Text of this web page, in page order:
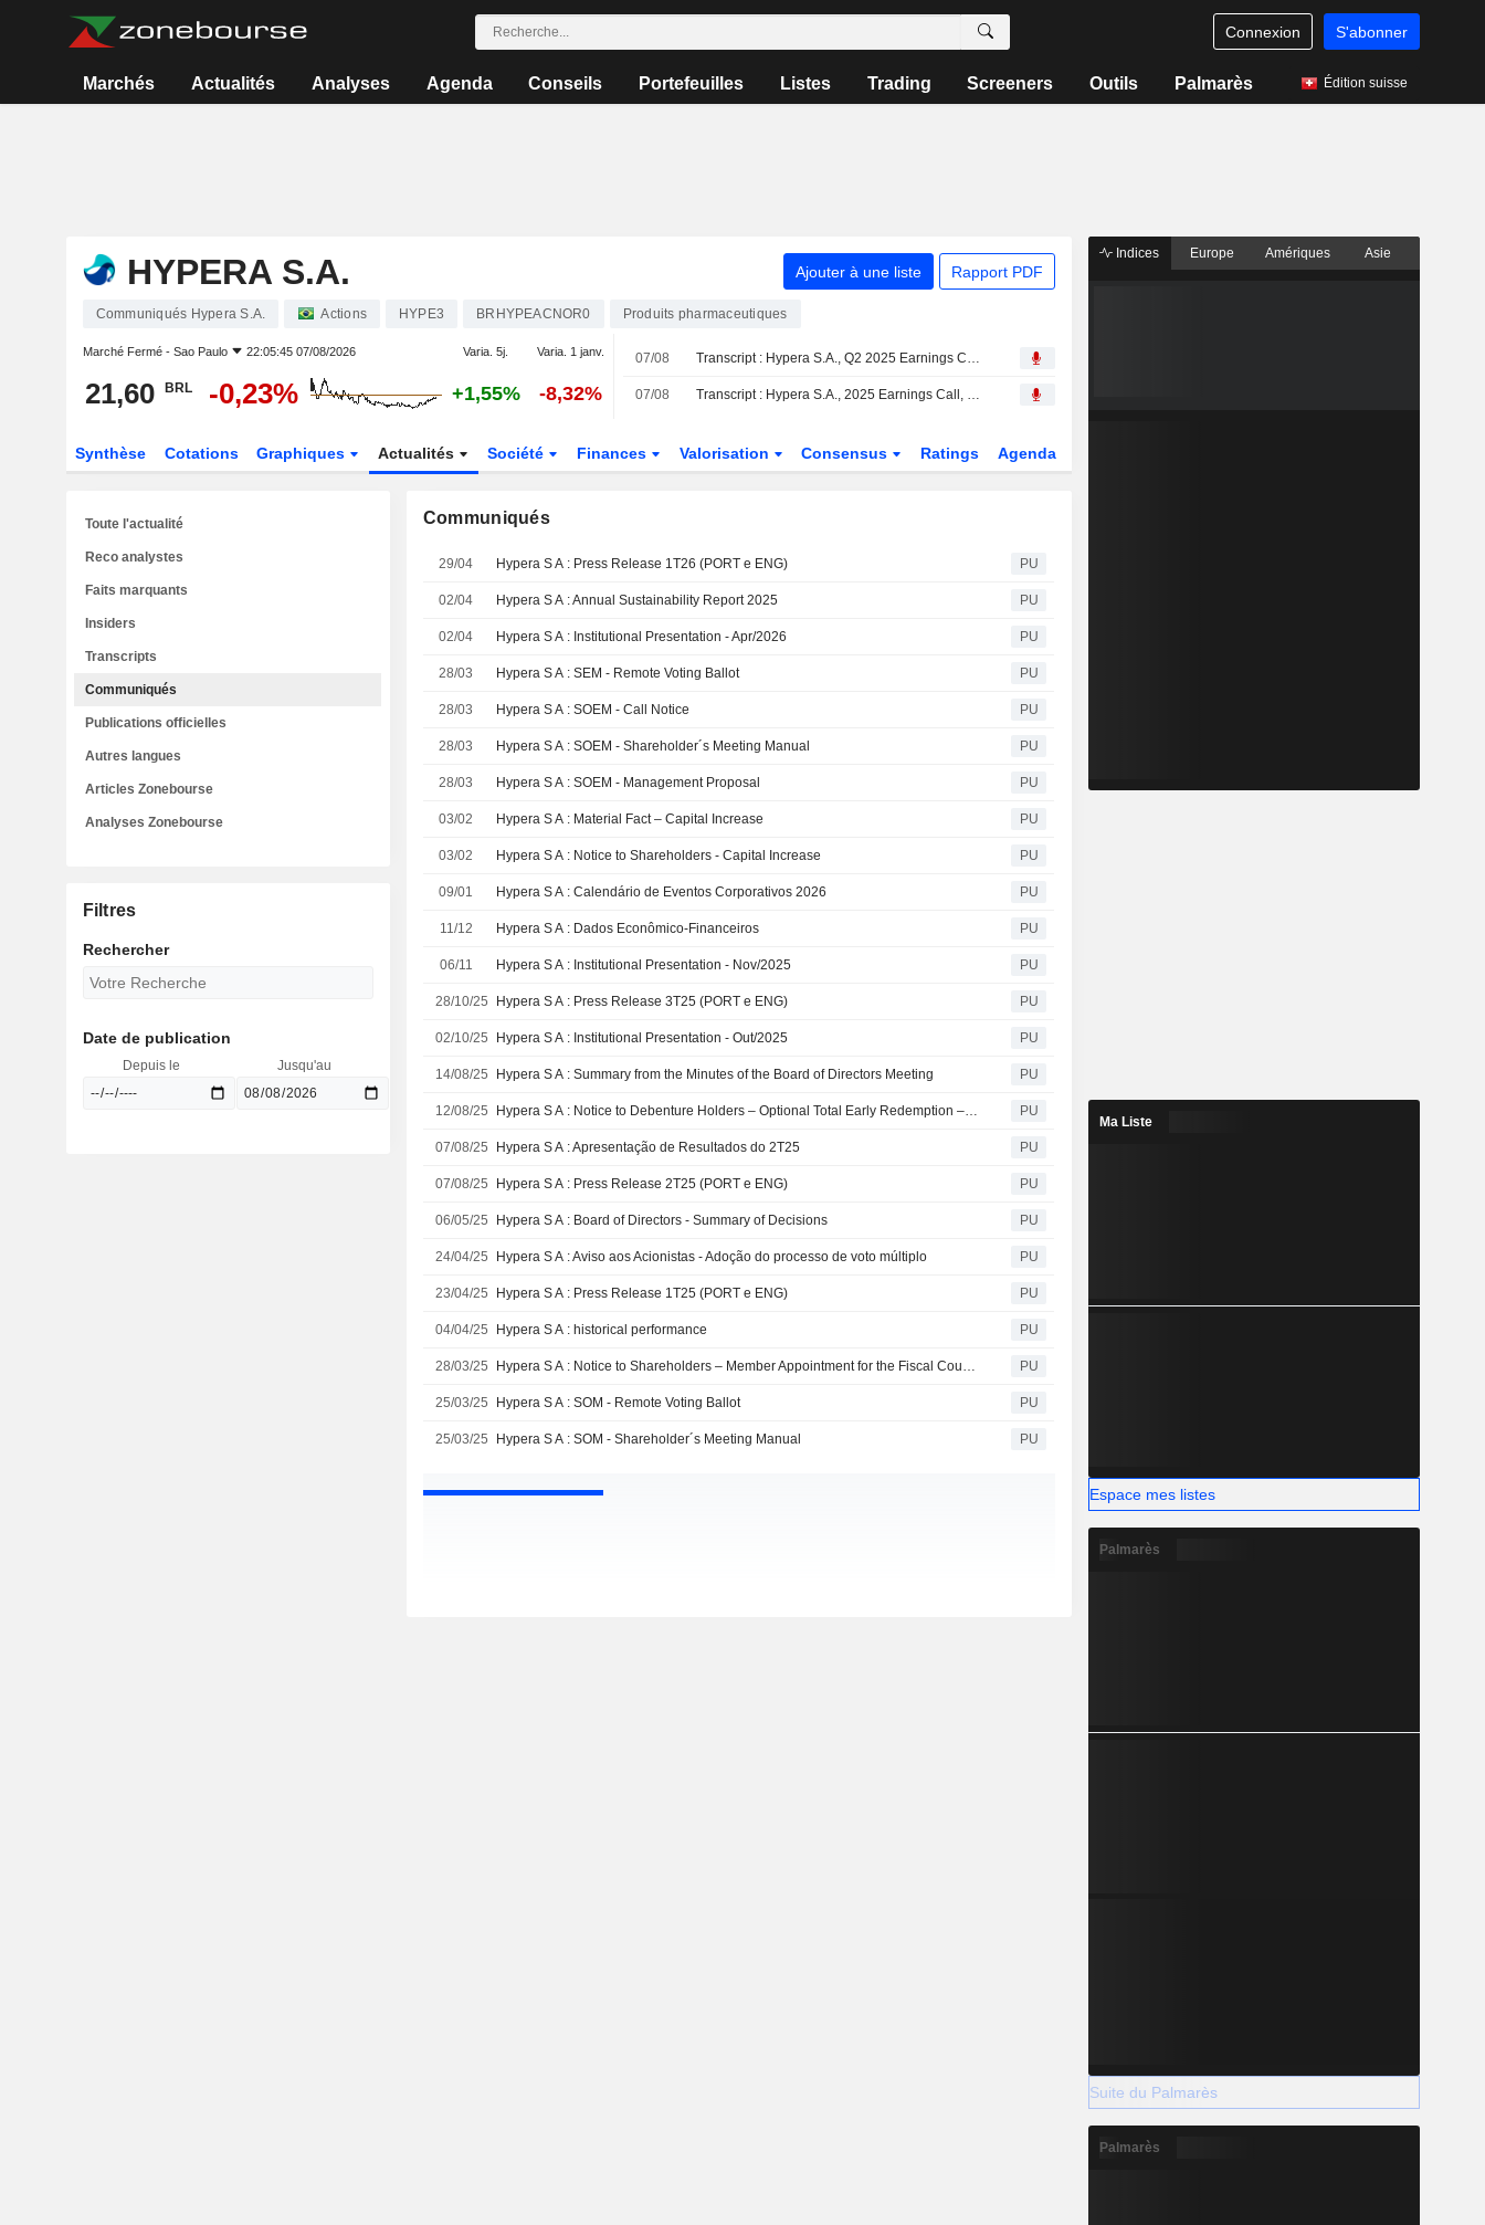
Connexion S'abonner
Marchés Actualités Analyses Agenda Conseils Portefeuilles Listes Trading Screeners Outils Palmarès Édition suisse
HYPERA S.A. Ajouter à une liste Rapport PDF
Communiqués Hypera S.A. Actions HYPE3 BRHYPEACNOR0 Produits pharmaceutiques
Marché Fermé - Sao Paulo 22:05:45 07/08/2026 Varia. 5j. Varia. 1 janv.
21,60 BRL -0,23% +1,55% -8,32%
07/08 Transcript : Hypera S.A., Q2 2025 Earnings Call, Aug 07, 2025
07/08 Transcript : Hypera S.A., 2025 Earnings Call, Mar 13, 2026
Synthèse Cotations Graphiques Actualités Société Finances Valorisation Consensus Ratings Agenda
Communiqués
29/04 Hypera S A : Press Release 1T26 (PORT e ENG) PU
02/04 Hypera S A : Annual Sustainability Report 2025 PU
02/04 Hypera S A : Institutional Presentation - Apr/2026 PU
28/03 Hypera S A : SEM - Remote Voting Ballot PU
28/03 Hypera S A : SOEM - Call Notice PU
28/03 Hypera S A : SOEM - Shareholder´s Meeting Manual PU
28/03 Hypera S A : SOEM - Management Proposal PU
03/02 Hypera S A : Material Fact – Capital Increase PU
03/02 Hypera S A : Notice to Shareholders - Capital Increase PU
09/01 Hypera S A : Calendário de Eventos Corporativos 2026 PU
11/12 Hypera S A : Dados Econômico-Financeiros PU
06/11 Hypera S A : Institutional Presentation - Nov/2025 PU
28/10/25 Hypera S A : Press Release 3T25 (PORT e ENG) PU
02/10/25 Hypera S A : Institutional Presentation - Out/2025 PU
14/08/25 Hypera S A : Summary from the Minutes of the Board of Directors Meeting PU
12/08/25 Hypera S A : Notice to Debenture Holders – Optional Total Early Redemption – 11th and 12th Debenture Issuances PU
07/08/25 Hypera S A : Apresentação de Resultados do 2T25 PU
07/08/25 Hypera S A : Press Release 2T25 (PORT e ENG) PU
06/05/25 Hypera S A : Board of Directors - Summary of Decisions PU
24/04/25 Hypera S A : Aviso aos Acionistas - Adoção do processo de voto múltiplo PU
23/04/25 Hypera S A : Press Release 1T25 (PORT e ENG) PU
04/04/25 Hypera S A : historical performance PU
28/03/25 Hypera S A : Notice to Shareholders – Member Appointment for the Fiscal Council PU
25/03/25 Hypera S A : SOM - Remote Voting Ballot PU
25/03/25 Hypera S A : SOM - Shareholder´s Meeting Manual PU
Toute l'actualité
Reco analystes
Faits marquants
Insiders
Transcripts
Communiqués
Publications officielles
Autres langues
Articles Zonebourse
Analyses Zonebourse
Filtres
Rechercher
Date de publication
Depuis le Jusqu'au
Indices Europe Amériques Asie
Ma Liste
Espace mes listes
Palmarès
Suite du Palmarès
Palmarès